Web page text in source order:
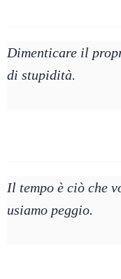
Dimenticare il
di stupidità.
Il tempo è ciò che
usiamo peggio.